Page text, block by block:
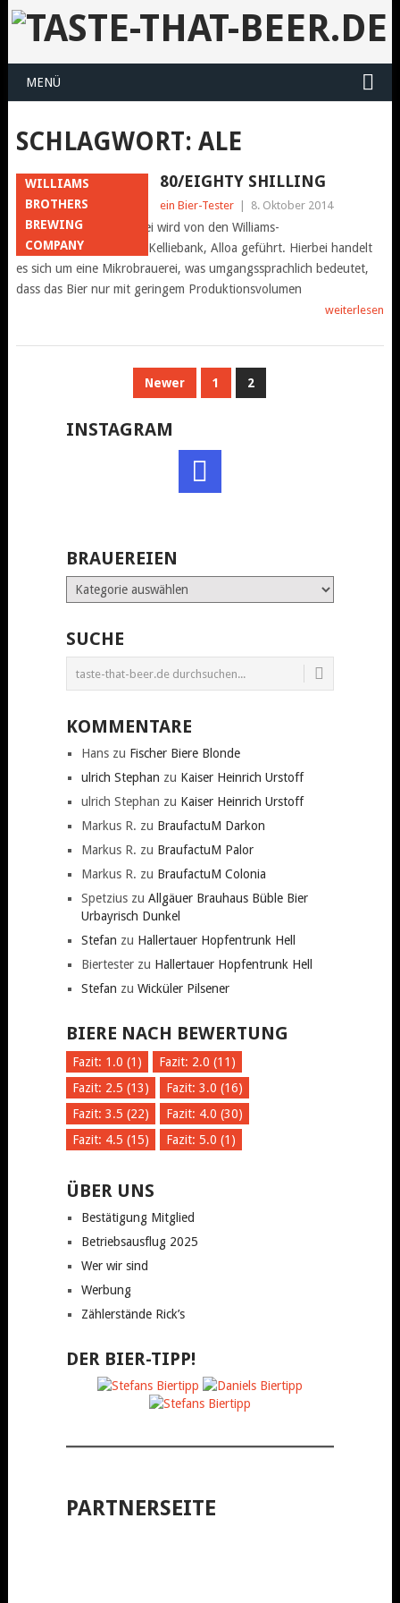
MENÜ
SCHLAGWORT: ALE
WILLIAMS
BROTHERS
BREWING
COMPANY
80/EIGHTY SHILLING
ein Bier-Tester 8. Oktober 2014
Die Brauerei Die Brauerei wird von den Williams-
Brüdernim schottischen Kelliebank, Alloa geführt. Hierbei handelt
es sich um eine Mikrobrauerei, was umgangssprachlich bedeutet,
dass das Bier nur mit geringem Produktionsvolumen
weiterlesen
SEITENNUMMERIERUNG
BEITRÄGE
Newer 1 2
INSTAGRAM
BRAUEREIEN
Brauereien
SUCHE
KOMMENTARE
Hanszu Fischer Biere Blonde
ulrich Stephan zu Kaiser Heinrich Urstoff
ulrich Stephan zu Kaiser Heinrich Urstoff
Markus R. zu BraufactuM Darkon
Markus R. zu BraufactuM Palor
Markus R. zu BraufactuM Colonia
Spetziuszu Allgäuer Brauhaus Büble Bier
Urbayrisch Dunkel
Stefan zu Hallertauer Hopfentrunk Hell
Biertesterzu Hallertauer Hopfentrunk Hell
Stefan zu Wicküler Pilsener
BIERE NACH BEWERTUNG
Fazit: 1.0 (1)
Fazit: 2.0 (11)
Fazit: 2.5 (13)
Fazit: 3.0 (16)
Fazit: 3.5 (22)
Fazit: 4.0 (30)
Fazit: 4.5 (15)
Fazit: 5.0 (1)
ÜBER UNS
Bestätigung Mitglied
Betriebsausflug 2025
Wer wir sind
Werbung
Zählerstände Rick’s
DER BIER-TIPP!
PARTNERSEITE